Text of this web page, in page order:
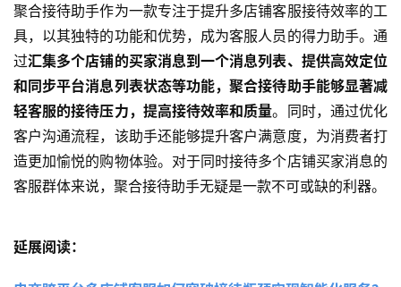
聚合接待助手作为一款专注于提升多店铺客服接待效率的工
具，以其独特的功能和优势，成为客服人员的得力助手。通
过汇集多个店铺的买家消息到一个消息列表、提供高效定位
和同步平台消息列表状态等功能，聚合接待助手能够显著减
轻客服的接待压力，提高接待效率和质量。同时，通过优化
客户沟通流程，该助手还能够提升客户满意度，为消费者打
造更加愉悦的购物体验。对于同时接待多个店铺买家消息的
客服群体来说，聚合接待助手无疑是一款不可或缺的利器。
延展阅读：